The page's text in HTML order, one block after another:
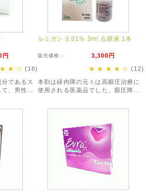
円
★ ☆ (16)
分であるス
、男性型
ルミガン 0.01% 3ml 点眼液 1本
販売価格： 3,300円
★ ★ ★ ★ ☆ (12)
本剤は緑内障の元々は高眼圧治療に
使用される医薬品でした。眼圧降下
※お得な3本セットもございます。